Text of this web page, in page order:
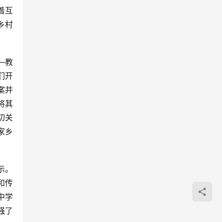
村
开
并
其
关
乡
传
学
了